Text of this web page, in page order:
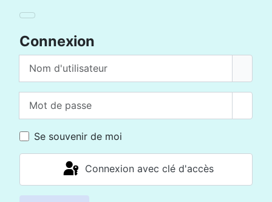
Connexion
Se souvenir de moi
Connexion avec clé d'accès